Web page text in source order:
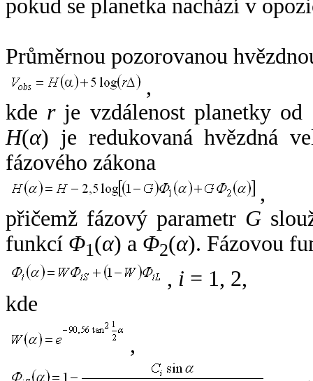
pokud se planetka nachází v
Průměrnou pozorovanou
,
kde rje vzdálenost planetky od
H(α) je redukovaná hvězdná
fázového zákona
,
přičemž fázový parametr G
funkcí Φ1(α) a Φ2(α). Fázovou
, i = 1, 2,
kde
,